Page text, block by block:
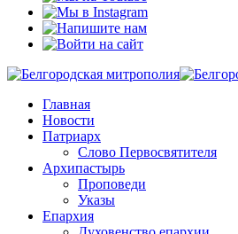
Главная
Новости
Патриарх
Слово Первосвятителя
Архипастырь
Проповеди
Указы
Епархия